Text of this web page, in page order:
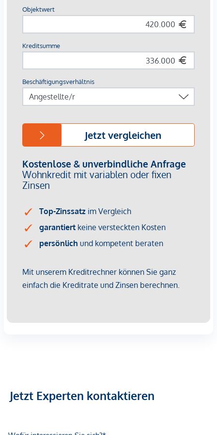
Kinderwagenabstellräume
Fußbodenheizung und -kühlung mittels
Fernwärme/Fernkälte
Klimaanlage im 8. Obergeschoss und 1. Dachgeschoss
Hochwertiger Echtholzparkettboden in Eiche
Videogegensprechanlage
Pflanztröge auf zahlreichen Freiflächen
3% Kundenprovision
Bei diesem Angebot handelt es sich um eine
Vorsorgewohnung, die zu Vermietungszwecken erworben
Der angegebene Kaufpreis versteht sich daher zzgl.
20% USt. Diese Daten sind vorbehaltlich möglicher
Betriebskosten : Die aktuell vorgeschriebenen
Jetzt Experten kontaktieren